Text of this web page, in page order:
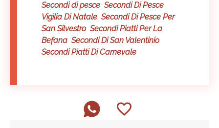
Secondi di pesce Secondi Di Pesce
Vigilia Di Natale Secondi Di Pesce Per
San Silvestro Secondi Piatti Per La
Befana Secondi Di San Valentinio
Secondi Piatti Di Carnevale